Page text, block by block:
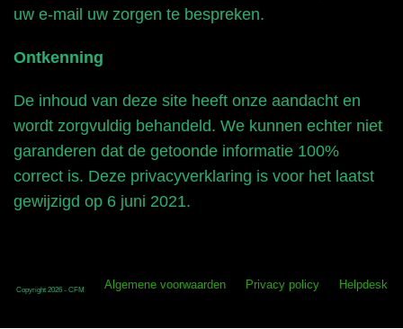
uw e-mail uw zorgen te bespreken.
Ontkenning
De inhoud van deze site heeft onze aandacht en
wordt zorgvuldig behandeld. We kunnen echter niet
garanderen dat de getoonde informatie 100%
correct is. Deze privacyverklaring is voor het laatst
gewijzigd op 6 juni 2021.
Copyright 2026 - CFM Algemene voorwaarden Privacy policy Helpdesk